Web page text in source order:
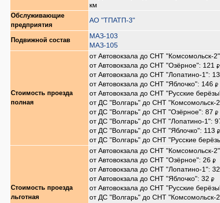
км
Обслуживающие
предприятия
АО "ТПАТП-3"
Подвижной состав
МАЗ-103
МАЗ-105
Стоимость проезда
полная
от Автовокзала до СНТ "Комсомольск-
от Автовокзала до СНТ "Озёрное": 121
от Автовокзала до СНТ "Лопатино-1":
от Автовокзала до СНТ "Яблочко": 146
от Автовокзала до СНТ "Русские
от ДС "Волгарь" до СНТ "Комсомольск-
от ДС "Волгарь" до СНТ "Озёрное": 87
от ДС "Волгарь" до СНТ "Лопатино-1":
от ДС "Волгарь" до СНТ "Яблочко": 113
от ДС "Волгарь" до СНТ "Русские
Стоимость проезда
льготная
от Автовокзала до СНТ "Комсомольск-
от Автовокзала до СНТ "Озёрное": 26
от Автовокзала до СНТ "Лопатино-1":
от Автовокзала до СНТ "Яблочко": 32
от Автовокзала до СНТ "Русские
от ДС "Волгарь" до СНТ "Комсомольск-